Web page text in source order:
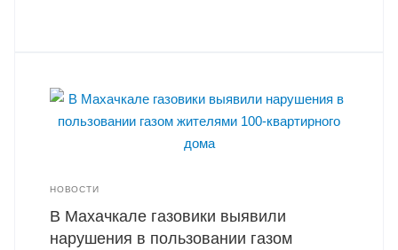
НОВОСТИ
В Махачкале газовики выявили
нарушения в пользовании газом